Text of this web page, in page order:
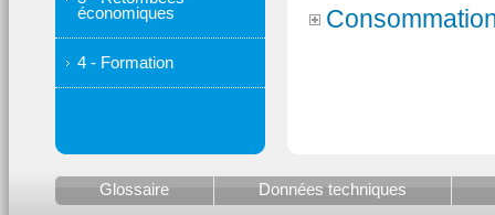
économiques
4 - Formation
Les travaux
déterminée
à la dernière
Glossaire Données techniques